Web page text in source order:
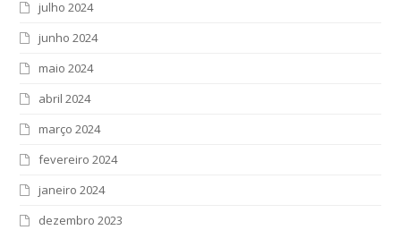
julho 2024
junho 2024
maio 2024
abril 2024
março 2024
fevereiro 2024
janeiro 2024
dezembro 2023